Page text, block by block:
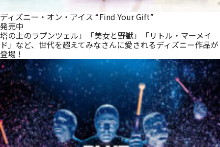
ディズニー・オン・アイス “Find Your Gift”
発売中
塔の上のラプンツェル」「美女と野獣」「リトル・マーメイ
ド」など、世代を超えてみなさんに愛されるディズニー作品が
登場！